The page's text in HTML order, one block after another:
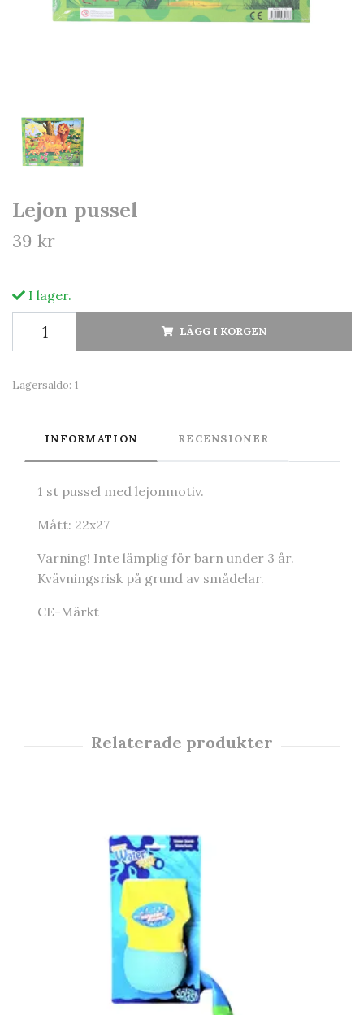
Lejon pussel
39 kr
I lager.
LÄGG I KORGEN
Lagersaldo: 1
INFORMATION RECENSIONER
1 st pussel med lejonmotiv.
Mått: 22x27
Varning! Inte lämplig för barn under 3 år.
Kvävningsrisk på grund av smådelar.
CE-Märkt